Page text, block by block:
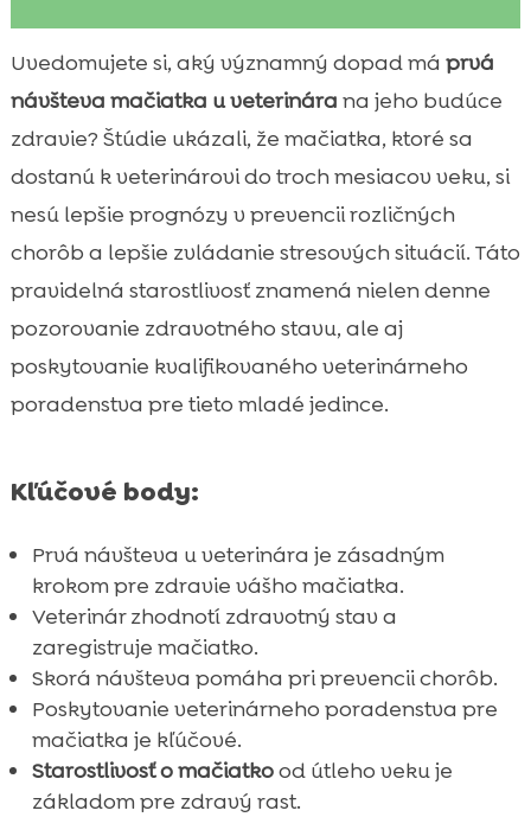
 Kedy je ideálny čas na prvú návštevu
veterinára?
Ako sa pripraviť na prvú návštevu
Čo očakávať pri prvej návšteve veterinára
Dôležité očkovania pre malé mačiatka
Preventívne opatrenia pre zdravie
mačiatka
 Výživa pre mačiatka: CricksyCat krmivo
 Odporúčané krmivá pre zdravý rast a
vývoj
čistotu a pohodlie
Bežné zdravotné problémy u mačiat a ich
prevencia
Ako zvládať stres z nového prostredia
 Zvykanie si na prepravku a iné podmienky

Mačiatko prvá návšteva veterinára: Naše
skúsenosti
 Časté otázky majiteľov mačiatok
Príprava na dlhodobé zdravie a pohodu
mačiatka
Uvedomujete si, aký významný dopad má prvá
návšteva mačiatka u veterinára na jeho budúce
zdravie? Štúdie ukázali, že mačiatka, ktoré sa
dostanú k veterinárovi do troch mesiacov veku, si
nesú lepšie prognózy v prevencii rozličných
chorôb a lepšie zvládanie stresových situácií. Táto
pravidelná starostlivosť znamená nielen denne
pozorovanie zdravotného stavu, ale aj
poskytovanie kvalifikovaného veterinárneho
poradenstva pre tieto mladé jedince.
Kľúčové body:
Prvá návšteva u veterinára je zásadným
krokom pre zdravie vášho mačiatka.
Veterinár zhodnotí zdravotný stav a
zaregistruje mačiatko.
Skorá návšteva pomáha pri prevencii chorôb.
Poskytovanie veterinárneho poradenstva pre
mačiatka je kľúčové.
Starostlivosť o mačiatkood útleho veku je
základom pre zdravý rast.